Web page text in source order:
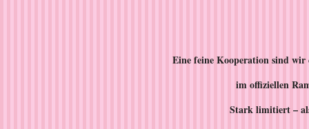
Eine feine Kooperation sind wir
im offiziellen
Stark limitiert –